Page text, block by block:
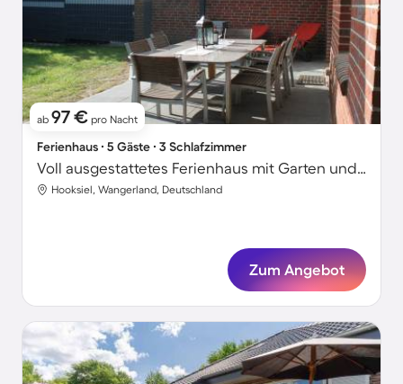
ab 97 € pro Nacht
Ferienhaus ∙ 5 Gäste ∙ 3 Schlafzimmer
Voll ausgestattetes Ferienhaus mit Garten und Terrasse | Hunde erlaubt
Hooksiel, Wangerland, Deutschland
Zum Angebot